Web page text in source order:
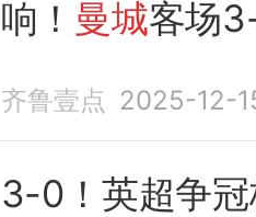
响！ 曼城客场
齐鲁壹点 2025-12-
3-0！英超争